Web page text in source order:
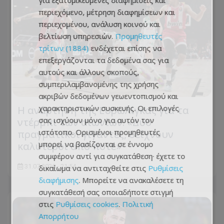
Η ανάρτηση της Ευρωλίγκας για τα
ντέρμπι των αιωνίων: «Δύο
πραγματικοί γίγαντες, δείχνουν
καλύτεροι από ποτέ»
31.07.2026 - 21:54
περιεχόμενο, μέτρηση διαφημίσεων και
περιεχομένου, ανάλυση κοινού και
βελτίωση υπηρεσιών. Προμηθευτές
τρίτων (1884) ενδέχεται επίσης να
επεξεργάζονται τα δεδομένα σας για
αυτούς και άλλους σκοπούς,
συμπεριλαμβανομένης της χρήσης
ακριβών δεδομένων γεωεντοπισμού και
χαρακτηριστικών συσκευής. Οι επιλογές
σας ισχύουν μόνο για αυτόν τον
ιστότοπο. Ορισμένοι προμηθευτές
μπορεί να βασίζονται σε έννομο
συμφέρον αντί για συγκατάθεση· έχετε το
δικαίωμα να αντιταχθείτε στις Ρυθμίσεις
διαφήμισης. Μπορείτε να ανακαλέσετε τη
συγκατάθεσή σας οποιαδήποτε στιγμή
στις Ρυθμίσεις cookies. Πολιτική
Απορρήτου